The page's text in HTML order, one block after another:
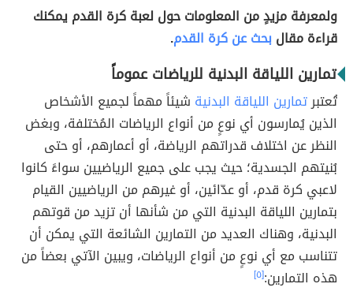
ولمعرفة مزيدٍ من المعلومات حول لعبة كرة القدم يمكنك
قراءة مقالبحث عن كرة القدم.
تمارين اللياقة البدنية للرياضات عموماً
تُعتبرتمارين اللياقة البدنية شيئاً مهماً لجميع الأشخاص
الذين يُمارسون أي نوعٍ من أنواع الرياضات المُختلفة، وبغض
النظر عن اختلاف قدراتهم الرياضة، أو أعمارهم، أو حتى
بُنيتهم الجسدية؛ حيث يجب على جميع الرياضيين سواءً كانوا
لاعبي كرة قدم، أو عدّائين، أو غيرهم من الرياضيين القيام
بتمارين اللياقة البدنية التي من شأنها أن تزيد من قوتهم
البدنية، وهناك العديد من التمارين الشائعة التي يمكن أن
تتناسب مع أي نوعٍ من أنواع الرياضات، ويبين الآتي بعضاً من
هذه التمارين:[٥]